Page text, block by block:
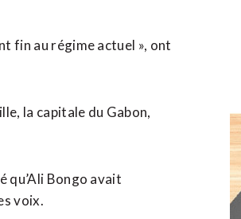
fin au régime actuel », ont
la capitale du Gabon,
qu’Ali Bongo avait
voix.